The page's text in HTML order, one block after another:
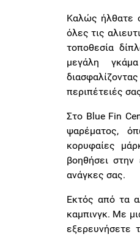
Καλώς ήλθατε
όλες τις
τοποθεσία
μεγάλη
περιπέτειές
Στο Blue Fin
ψαρέματος,
κορυφαίες
βοηθήσει στην
ανάγκες σας.
Εκτός από τα
καμπινγκ. Με
εξερευνήσετε